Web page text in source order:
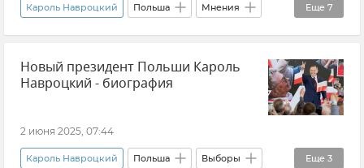
Еще 7
Кароль Навроцкий Польша Мнения
Алексей Мухин Миграционная политика
Украина Европа Великобритания
Европейский Союз (ЕС)
Новый президент Польши Кароль
Навроцкий - биография
2 июня 2025, 07:44
Еще 3
Кароль Навроцкий Польша Выборы